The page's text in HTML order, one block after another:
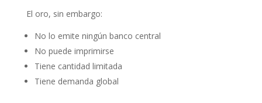
El oro, sin embargo:
No lo emite ningún banco central
No puede imprimirse
Tiene cantidad limitada
Tiene demanda global